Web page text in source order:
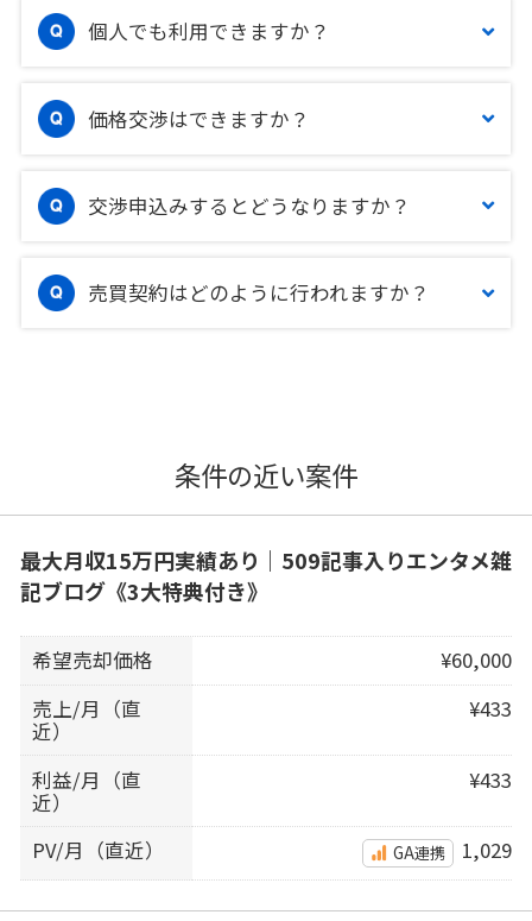
個人でも利用できますか？
価格交渉はできますか？
交渉申込みするとどうなりますか？
売買契約はどのように行われますか？
条件の近い案件
最大月収15万円実績あり｜509記事入りエンタメ雑
記ブログ《3大特典付き》
希望売却価格
¥60,000
売上/月（直
近）
¥433
利益/月（直
近）
¥433
PV/月（直近） GA連携 1,029